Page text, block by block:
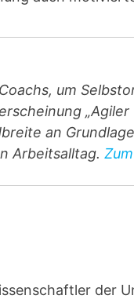
um
an
Arbeitsalltag.
der